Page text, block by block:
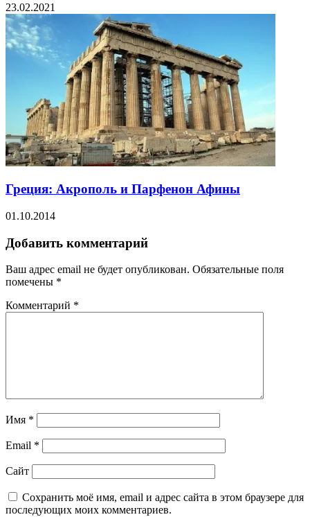
23.02.2021
Греция: Акрополь и Парфенон Афины
01.10.2014
Добавить комментарий
Ваш адрес email не будет опубликован. Обязательные поля
помечены *
Комментарий *
Имя *
Email *
Сайт
Сохранить моё имя, email и адрес сайта в этом браузере для
последующих моих комментариев.